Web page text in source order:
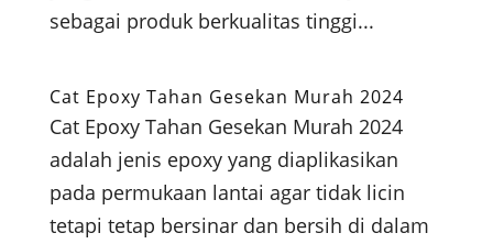
sebagai produk berkualitas tinggi...
Cat Epoxy Tahan Gesekan Murah 2024
Cat Epoxy Tahan Gesekan Murah 2024
adalah jenis epoxy yang diaplikasikan
pada permukaan lantai agar tidak licin
tetapi tetap bersinar dan bersih di dalam